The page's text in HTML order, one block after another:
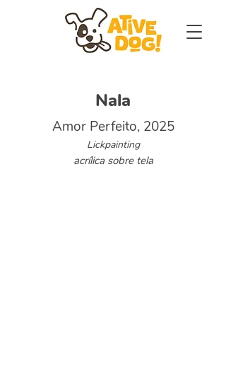
Nala
Amor Perfeito, 2025
Lickpainting
acrílica sobre tela